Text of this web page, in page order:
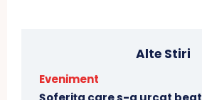
Alte Stiri
Eveniment